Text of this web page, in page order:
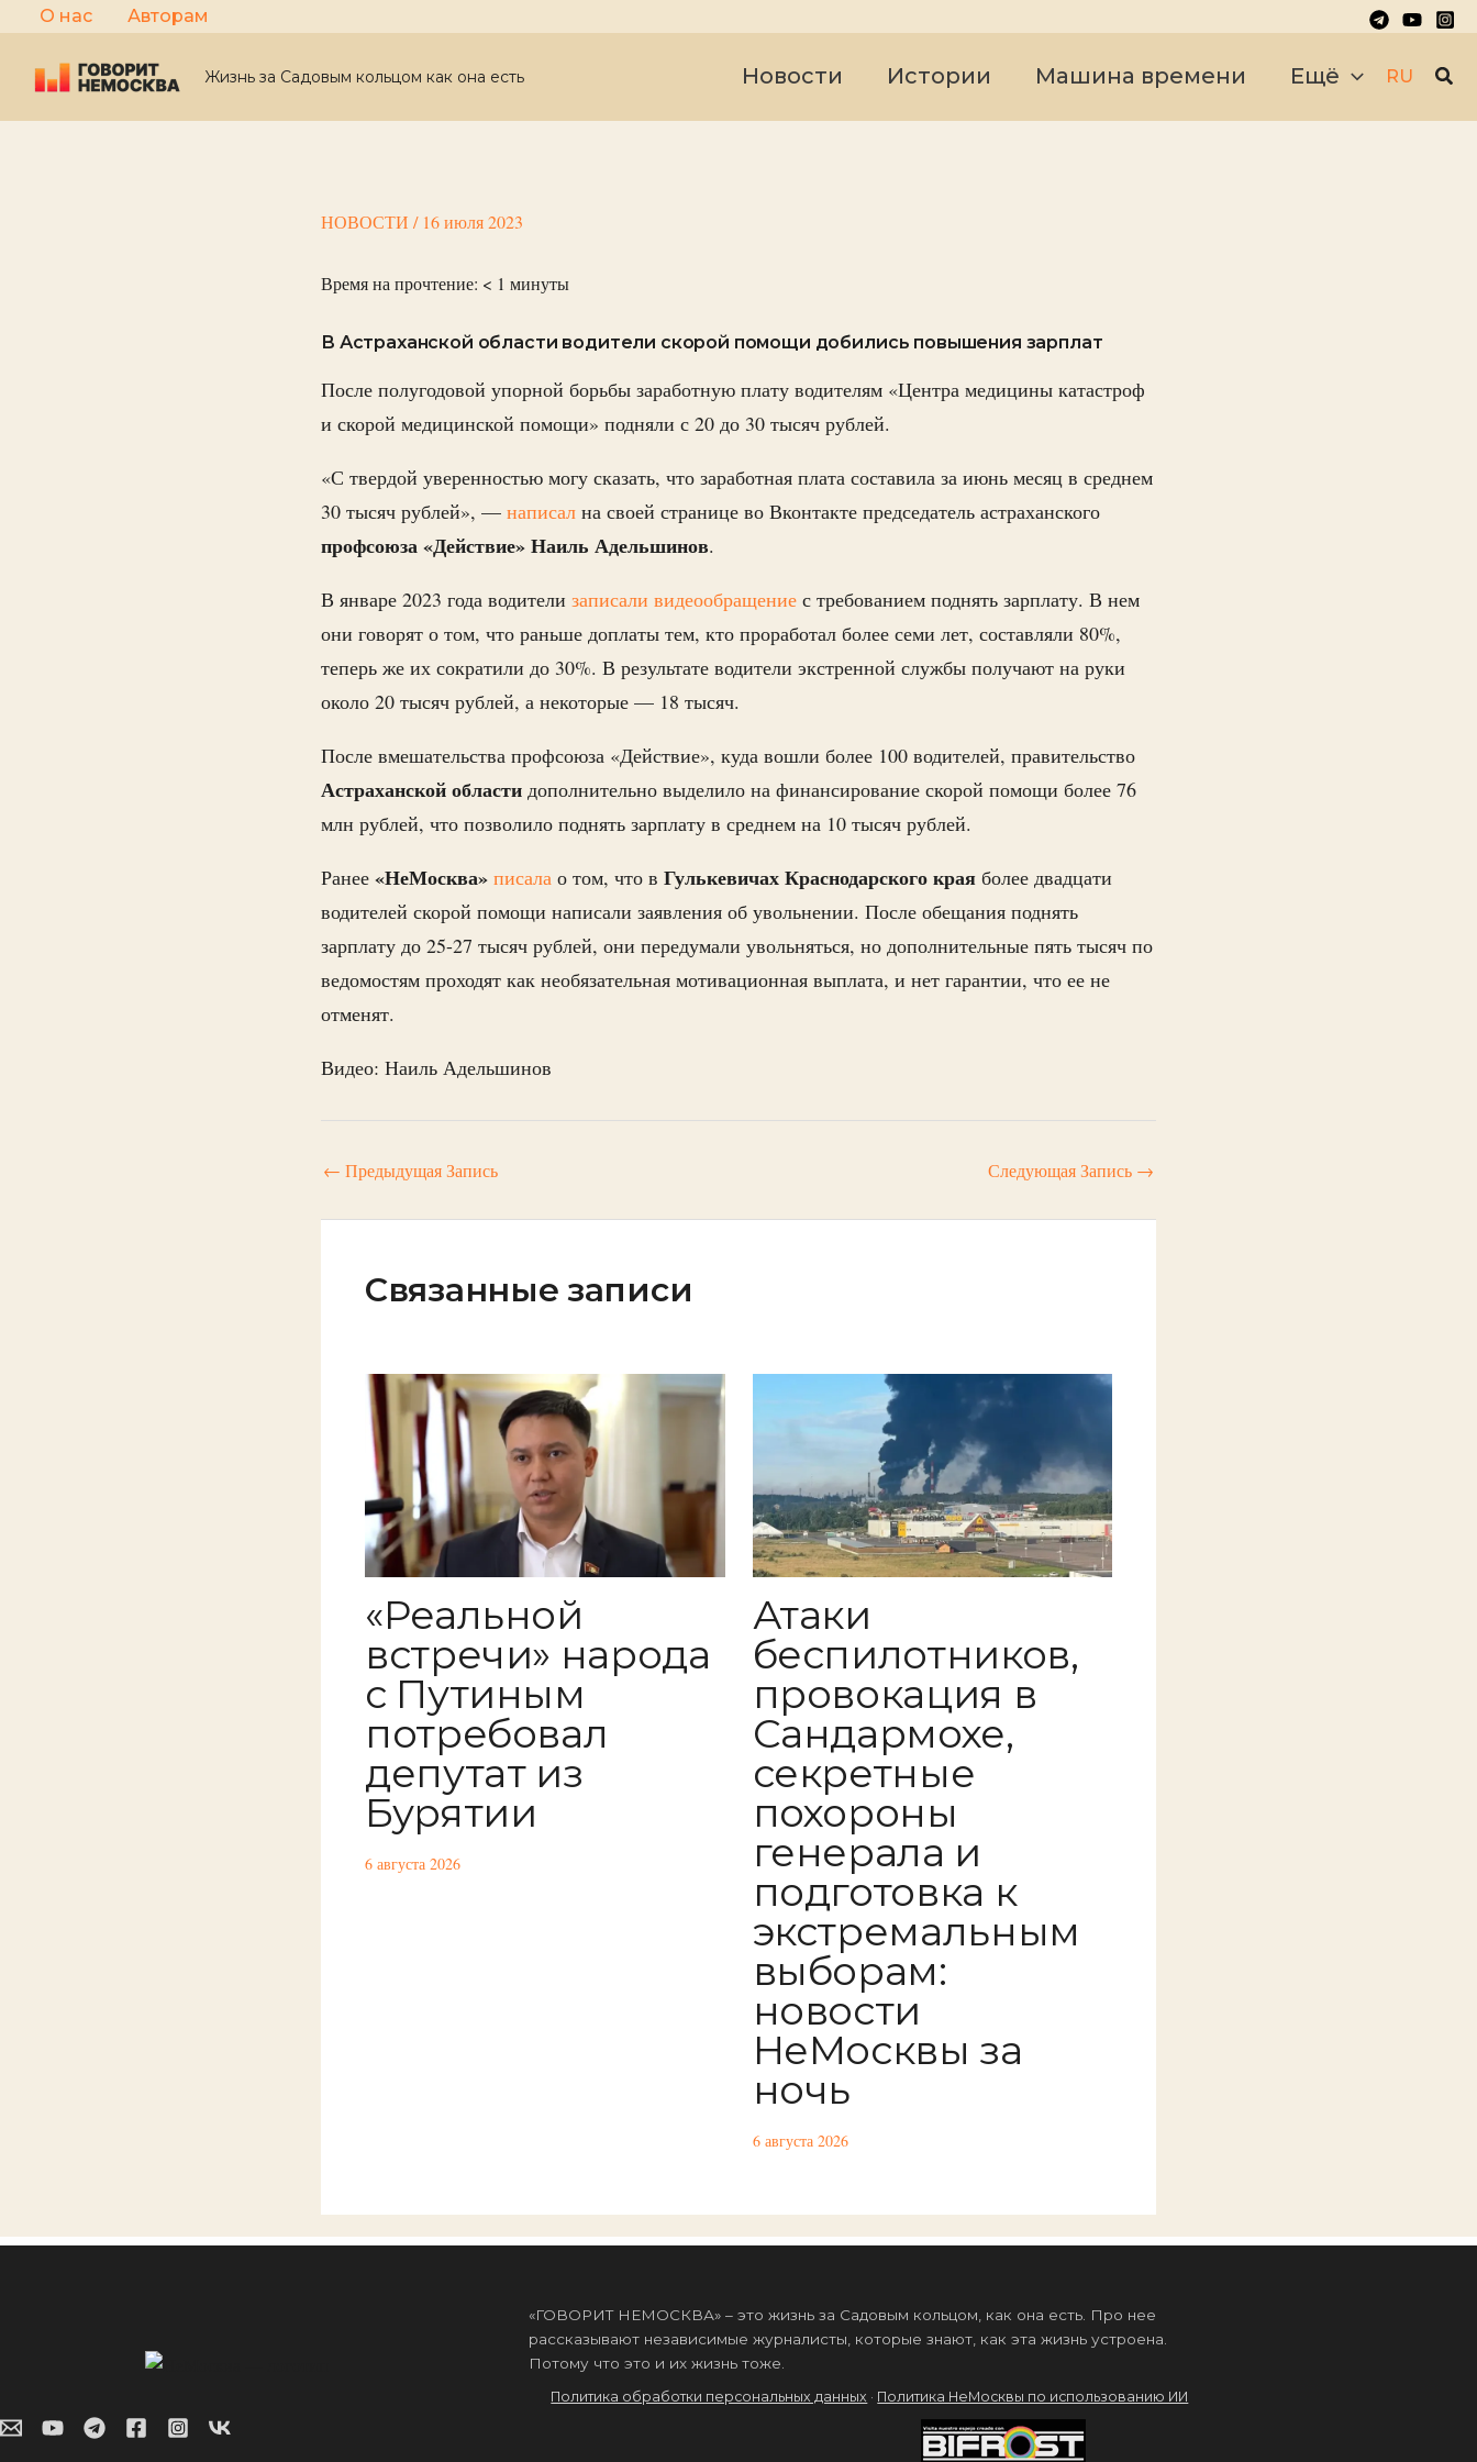
Перейти
к
содержимому
О нас Авторам
Жизнь за Садовым кольцом как она есть Новости Истории Машина времени Ещё RU
НОВОСТИ / 16 июля 2023
Время на прочтение: < 1 минуты
В Астраханской области водители скорой помощи добились повышения зарплат
После полугодовой упорной борьбы заработную плату водителям «Центра медицины катастроф
и скорой медицинской помощи» подняли с 20 до 30 тысяч рублей.
«С твердой уверенностью могу сказать, что заработная плата составила за июнь месяц в среднем
30 тысяч рублей», — написал на своей странице во Вконтакте председатель астраханского
профсоюза «Действие» Наиль Адельшинов.
В январе 2023 года водители записали видеообращение с требованием поднять зарплату. В нем
они говорят о том, что раньше доплаты тем, кто проработал более семи лет, составляли 80%,
теперь же их сократили до 30%. В результате водители экстренной службы получают на руки
около 20 тысяч рублей, а некоторые — 18 тысяч.
После вмешательства профсоюза «Действие», куда вошли более 100 водителей, правительство
Астраханской области дополнительно выделило на финансирование скорой помощи более 76
млн рублей, что позволило поднять зарплату в среднем на 10 тысяч рублей.
Ранее «НеМосква» писала о том, что в Гулькевичах Краснодарского края более двадцати
водителей скорой помощи написали заявления об увольнении. После обещания поднять
зарплату до 25-27 тысяч рублей, они передумали увольняться, но дополнительные пять тысяч по
ведомостям проходят как необязательная мотивационная выплата, и нет гарантии, что ее не
отменят.
Видео: Наиль Адельшинов
← Предыдущая Запись Следующая Запись →
Связанные записи
«Реальной
встречи» народа
с Путиным
потребовал
депутат из
Бурятии
6 августа 2026
Атаки
беспилотников,
провокация в
Сандармохе,
секретные
похороны
генерала и
подготовка к
экстремальным
выборам:
новости
НеМосквы за
ночь
6 августа 2026
«ГОВОРИТ НЕМОСКВА» – это жизнь за Садовым кольцом, как она есть. Про нее
рассказывают независимые журналисты, которые знают, как эта жизнь устроена.
Потому что это и их жизнь тоже.
Политика обработки персональных данных · Политика НеМосквы по использованию ИИ